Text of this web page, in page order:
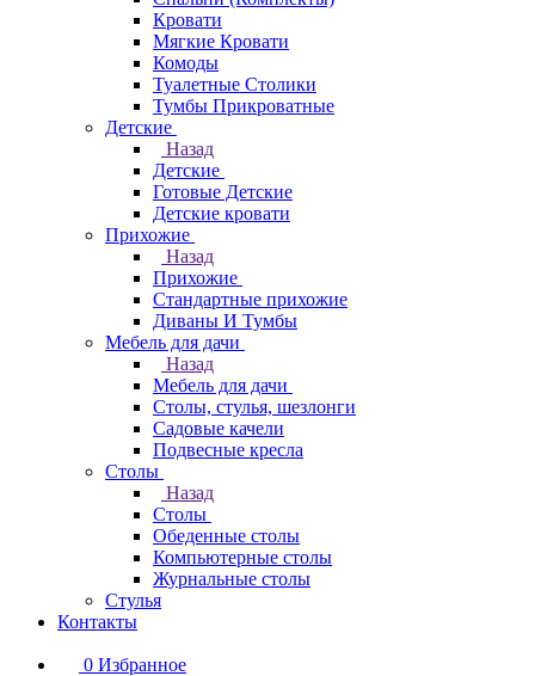
Кровати
Мягкие Кровати
Комоды
Туалетные Столики
Тумбы Прикроватные
Детские
Назад
Детские
Готовые Детские
Детские кровати
Прихожие
Назад
Прихожие
Стандартные прихожие
Диваны И Тумбы
Мебель для дачи
Назад
Мебель для дачи
Столы, стулья, шезлонги
Садовые качели
Подвесные кресла
Столы
Назад
Столы
Обеденные столы
Компьютерные столы
Журнальные столы
Стулья
Контакты
0 Избранное